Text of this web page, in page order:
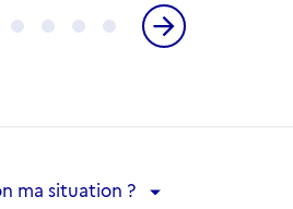
ma situation ?